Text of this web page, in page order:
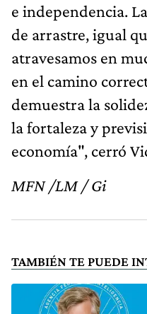
e independencia.
de arrastre, igual
atravesamos en
en el camino
demuestra la
la fortaleza y
economía", cerró
MFN /LM / Gi
TAMBIÉN TE PUEDE